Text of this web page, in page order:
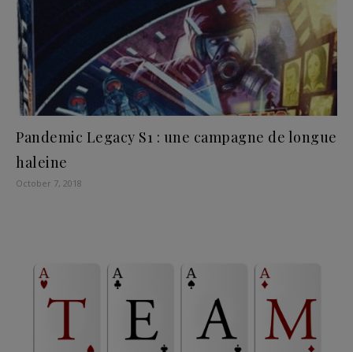
Pandemic Legacy S1 : une campagne de longue
haleine
October 7, 2018